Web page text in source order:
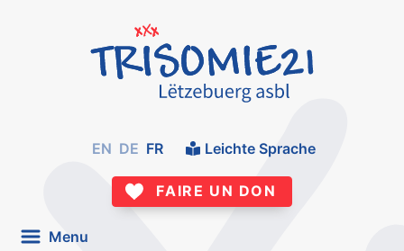
EN DE FR Leichte Sprache
FAIRE UN DON
Menu